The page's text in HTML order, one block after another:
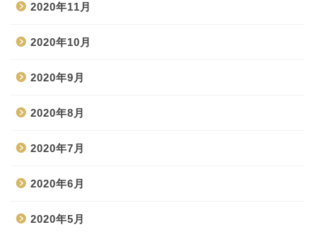
2020年11月
2020年10月
2020年9月
2020年8月
2020年7月
2020年6月
2020年5月